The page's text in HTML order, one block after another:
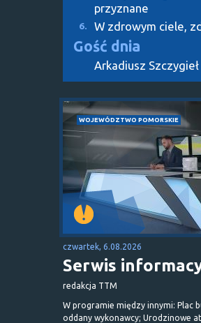
przyznane
6. W zdrowym ciele,
Gość dnia
Arkadiusz Szczygieł
WOJEWÓDZTWO POMORSKIE
czwartek, 6.08.2026
Serwis
redakcja TTM
W programie między innymi: Plac
oddany wykonawcy; Urodzinowe